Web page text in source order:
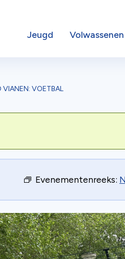
Jeugd Volwassenen
VOETBAL
Evenementenreeks: